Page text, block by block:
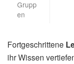
Grupp
en
Fortgeschrittene
ihr Wissen